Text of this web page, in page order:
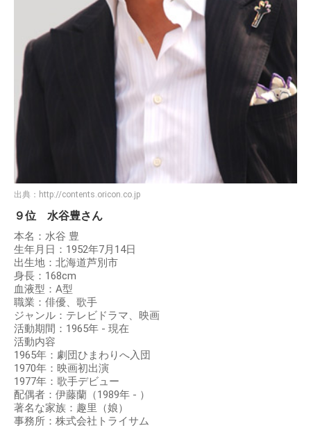
出典： http://contents.oricon.co.jp
９位 水谷豊さん
本名：水谷 豊
生年月日：1952年7月14日
出生地：北海道芦別市
身長：168cm
血液型：A型
職業：俳優、歌手
ジャンル：テレビドラマ、映画
活動期間：1965年 - 現在
活動内容
1965年：劇団ひまわりへ入団
1970年：映画初出演
1977年：歌手デビュー
配偶者：伊藤蘭（1989年 - ）
著名な家族：趣里（娘）
事務所：株式会社トライサム